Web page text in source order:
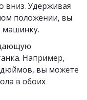
вниз. Удерживая
положении, вы
машинку.
Например,
дюймов, вы можете
в обоих